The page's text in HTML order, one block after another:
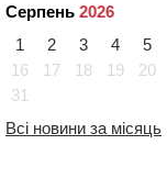
Серпень 2026
1
2 3 4 5
16
17 18 19 20
31
Всі новини за місяць